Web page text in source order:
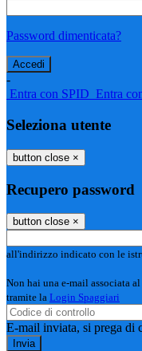
Password dimenticata?
-
Entra con SPID Entra
Seleziona utente
button close ×
Recupero password
button close ×
all'indirizzo indicato con le
Non hai una e-mail associata
tramite la Login Spaggiari
E-mail inviata, si prega di